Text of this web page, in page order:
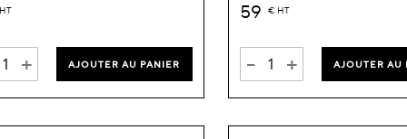
HT
+ AJOUTER AU PANIER
59 € HT
- + AJOUTER AU